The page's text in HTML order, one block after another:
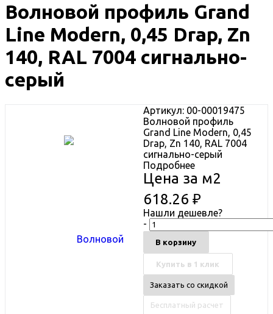
Волновой профиль Grand
Line Modern, 0,45 Drap, Zn
140, RAL 7004 сигнально-
серый
Артикул: 00-00019475
Волновой профиль
Grand Line Modern, 0,45
Drap, Zn 140, RAL 7004
сигнально-серый
Подробнее
Цена за м2
618.26 ₽
Нашли дешевле?
-
В корзину
Купить в 1 клик
Заказать со скидкой
Бесплатный расчет